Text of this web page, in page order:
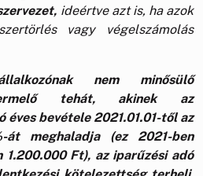
ideértve azt is, ha azok
vagy végelszámolás
nem minősülő
tehát, akinek az
éves bevétele 2021.01.01-től az
át meghaladja (ez 2021-ben
1.200.000 Ft), az iparűzési adó